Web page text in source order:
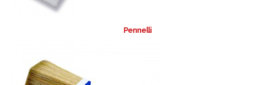
Pennelli